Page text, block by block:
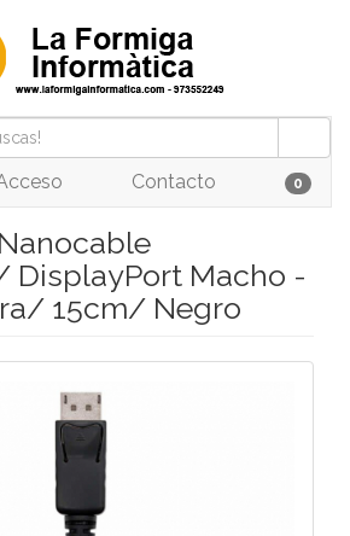
Contacto 0
DisplayPort Macho -
15cm/ Negro